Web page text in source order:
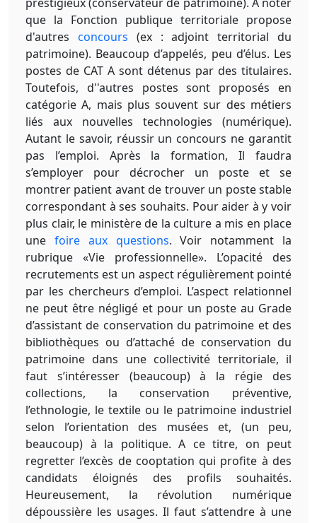
prestigieux (conservateur de patrimoine). A noter
que la Fonction publique territoriale propose
d'autres concours (ex : adjoint territorial du
patrimoine). Beaucoup d’appelés, peu d’élus. Les
postes de CAT A sont détenus par des titulaires.
Toutefois, d''autres postes sont proposés en
catégorie A, mais plus souvent sur des métiers
liés aux nouvelles technologies (numérique).
Autant le savoir, réussir un concours ne garantit
pas l’emploi. Après la formation, Il faudra
s’employer pour décrocher un poste et se
montrer patient avant de trouver un poste stable
correspondant à ses souhaits. Pour aider à y voir
plus clair, le ministère de la culture a mis en place
une foire aux questions. Voir notamment la
rubrique «Vie professionnelle». L’opacité des
recrutements est un aspect régulièrement pointé
par les chercheurs d’emploi. L’aspect relationnel
ne peut être négligé et pour un poste au Grade
d’assistant de conservation du patrimoine et des
bibliothèques ou d’attaché de conservation du
patrimoine dans une collectivité territoriale, il
faut s’intéresser (beaucoup) à la régie des
collections, la conservation préventive,
l’ethnologie, le textile ou le patrimoine industriel
selon l’orientation des musées et, (un peu,
beaucoup) à la politique. A ce titre, on peut
regretter l’excès de cooptation qui profite à des
candidats éloignés des profils souhaités.
Heureusement, la révolution numérique
dépoussière les usages. Il faut s’attendre à une